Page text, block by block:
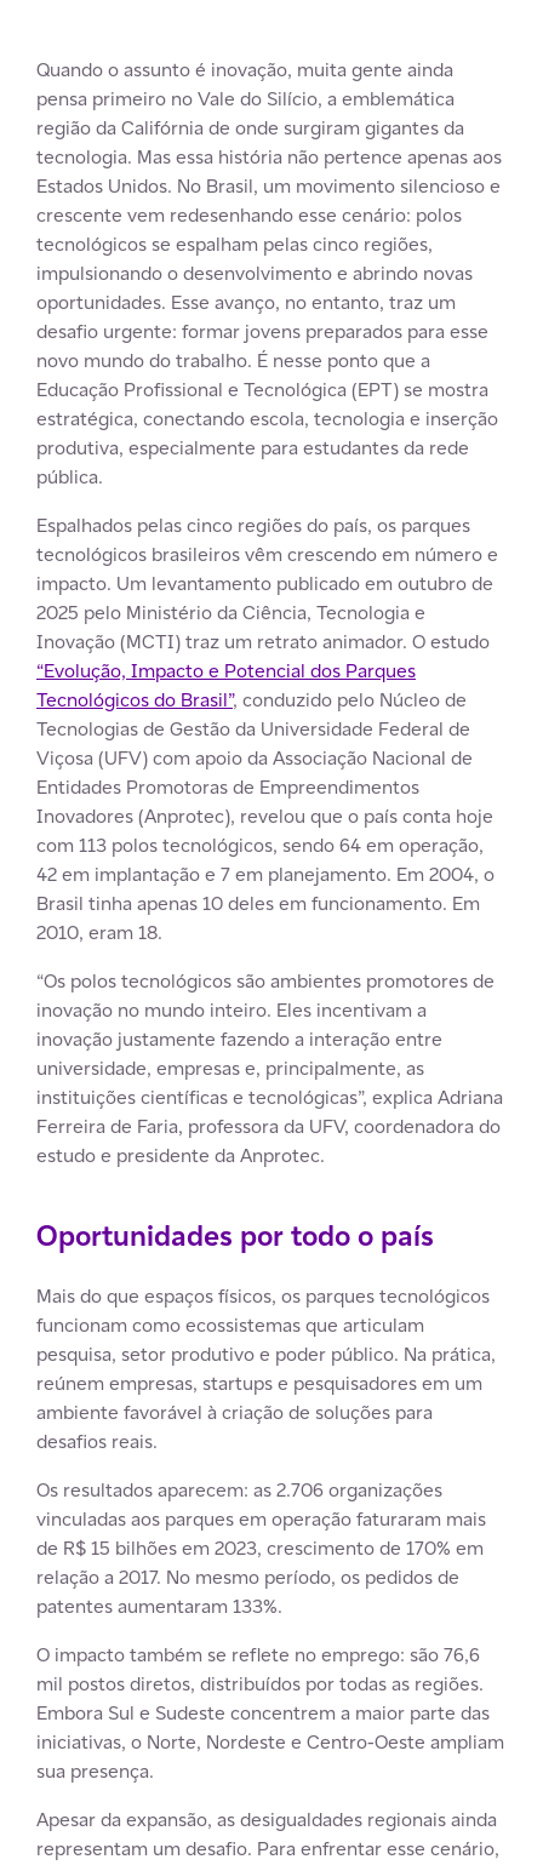
Quando o assunto é inovação, muita gente ainda
pensa primeiro no Vale do Silício, a emblemática
região da Califórnia de onde surgiram gigantes da
tecnologia. Mas essa história não pertence apenas aos
Estados Unidos. No Brasil, um movimento silencioso e
crescente vem redesenhando esse cenário: polos
tecnológicos se espalham pelas cinco regiões,
impulsionando o desenvolvimento e abrindo novas
oportunidades. Esse avanço, no entanto, traz um
desafio urgente: formar jovens preparados para esse
novo mundo do trabalho. É nesse ponto que a
Educação Profissional e Tecnológica (EPT) se mostra
estratégica, conectando escola, tecnologia e inserção
produtiva, especialmente para estudantes da rede
pública.
Espalhados pelas cinco regiões do país, os parques
tecnológicos brasileiros vêm crescendo em número e
impacto. Um levantamento publicado em outubro de
2025 pelo Ministério da Ciência, Tecnologia e
Inovação (MCTI) traz um retrato animador. O estudo
“Evolução, Impacto e Potencial dos Parques
Tecnológicos do Brasil”, conduzido pelo Núcleo de
Tecnologias de Gestão da Universidade Federal de
Viçosa (UFV) com apoio da Associação Nacional de
Entidades Promotoras de Empreendimentos
Inovadores (Anprotec), revelou que o país conta hoje
com 113 polos tecnológicos, sendo 64 em operação,
42 em implantação e 7 em planejamento. Em 2004, o
Brasil tinha apenas 10 deles em funcionamento. Em
2010, eram 18.
“Os polos tecnológicos são ambientes promotores de
inovação no mundo inteiro. Eles incentivam a
inovação justamente fazendo a interação entre
universidade, empresas e, principalmente, as
instituições científicas e tecnológicas”, explica Adriana
Ferreira de Faria, professora da UFV, coordenadora do
estudo e presidente da Anprotec.
Oportunidades por todo o país
Mais do que espaços físicos, os parques tecnológicos
funcionam como ecossistemas que articulam
pesquisa, setor produtivo e poder público. Na prática,
reúnem empresas, startups e pesquisadores em um
ambiente favorável à criação de soluções para
desafios reais.
Os resultados aparecem: as 2.706 organizações
vinculadas aos parques em operação faturaram mais
de R$ 15 bilhões em 2023, crescimento de 170% em
relação a 2017. No mesmo período, os pedidos de
patentes aumentaram 133%.
O impacto também se reflete no emprego: são 76,6
mil postos diretos, distribuídos por todas as regiões.
Embora Sul e Sudeste concentrem a maior parte das
iniciativas, o Norte, Nordeste e Centro-Oeste ampliam
sua presença.
Apesar da expansão, as desigualdades regionais ainda
representam um desafio. Para enfrentar esse cenário,